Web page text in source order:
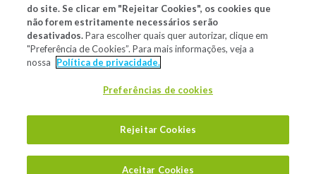
Outros sites
Material/conteúdo destinado exclusivamente a profissionais
de saúde habilitados a prescrever e/ou dispensar
do site. Se clicar em "Rejeitar Cookies", os cookies que
não forem estritamente necessários serão
desativados.Para escolher quais quer autorizar, clique em
"Preferência de Cookies”. Para mais informações, veja a
nossa
Política de privacidade.
Preferências de cookies
Rejeitar Cookies
Aceitar Cookies